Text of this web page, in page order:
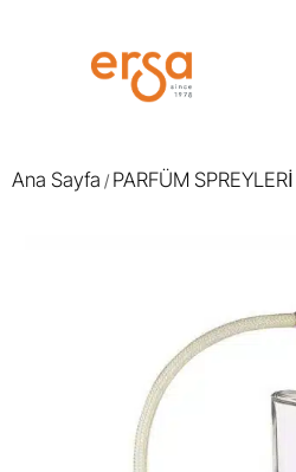
Ana Sayfa /PARFÜM SPREYLERİ